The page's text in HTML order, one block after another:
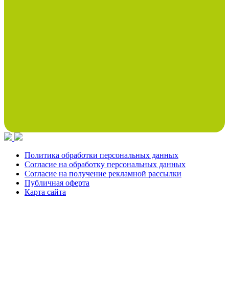
Политика обработки персональных данных
Согласие на обработку персональных данных
Согласие на получение рекламной рассылки
Публичная оферта
Карта сайта